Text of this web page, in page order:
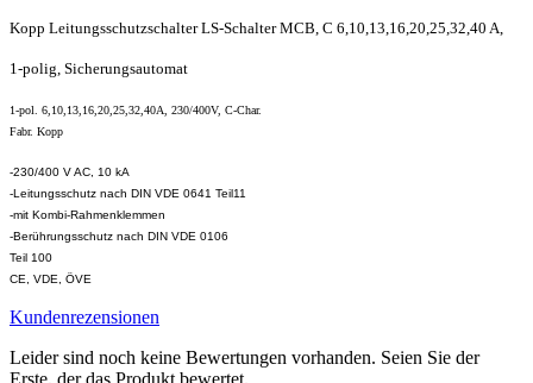
Kopp Leitungsschutzschalter LS-Schalter MCB, C 6,10,13,16,20,25,32,40 A,
1-polig, Sicherungsautomat
1-pol. 6,10,13,16,20,25,32,40A, 230/400V, C-Char.
Fabr. Kopp
-230/400 V AC, 10 kA
-Leitungsschutz nach DIN VDE 0641 Teil11
-mit Kombi-Rahmenklemmen
-Berührungsschutz nach DIN VDE 0106
Teil 100
CE, VDE, ÖVE
Kundenrezensionen
Leider sind noch keine Bewertungen vorhanden. Seien Sie der
Erste, der das Produkt bewertet.